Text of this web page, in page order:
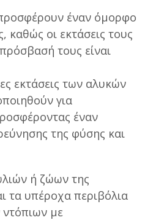
έναν όμορφο
καθώς οι εκτάσεις τους
τους είναι
εκτάσεις των αλυκών
για
έναν
της φύσης και
ή ζώων της
τα υπέροχα περιβόλια
με